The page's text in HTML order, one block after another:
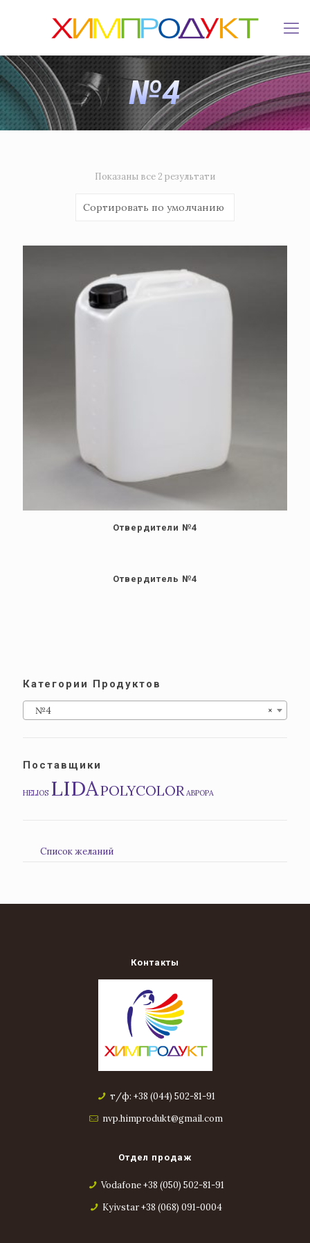
№4
Показаны все 2 результати
Отвердители №4
Отвердитель №4
Категории Продуктов
×
№4
Поставщики
HELIOS LIDAPOLYCOLOR АВРОРА
Список желаний
Контакты
т/ф: +38 (044) 502-81-91
nvp.himprodukt@gmail.com
Отдел продаж
Vodafone +38 (050) 502-81-91
Kyivstar +38 (068) 091-0004